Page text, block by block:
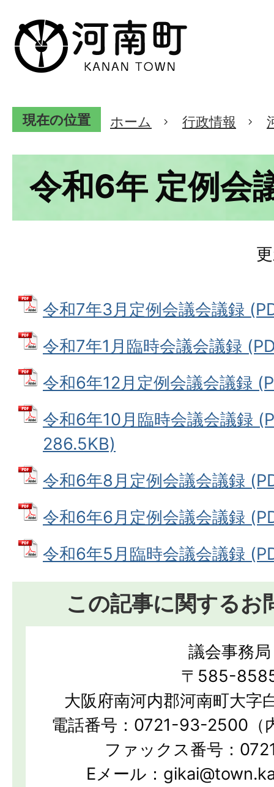
現在の位置 ホーム 行政情報
令和6年 定例会
令和7年3月定例会議会議録
令和7年1月臨時会議会議録
令和6年12月定例会議会議録
令和6年10月臨時会議会議録
286.5KB)
令和6年8月定例会議会議録
令和6年6月定例会議会議録
令和6年5月臨時会議会議録
この記事に関するお
議会事務局
〒585-
大阪府南河内郡河南町大字
電話番号：0721-93-2500（
ファックス番号：
Eメール：